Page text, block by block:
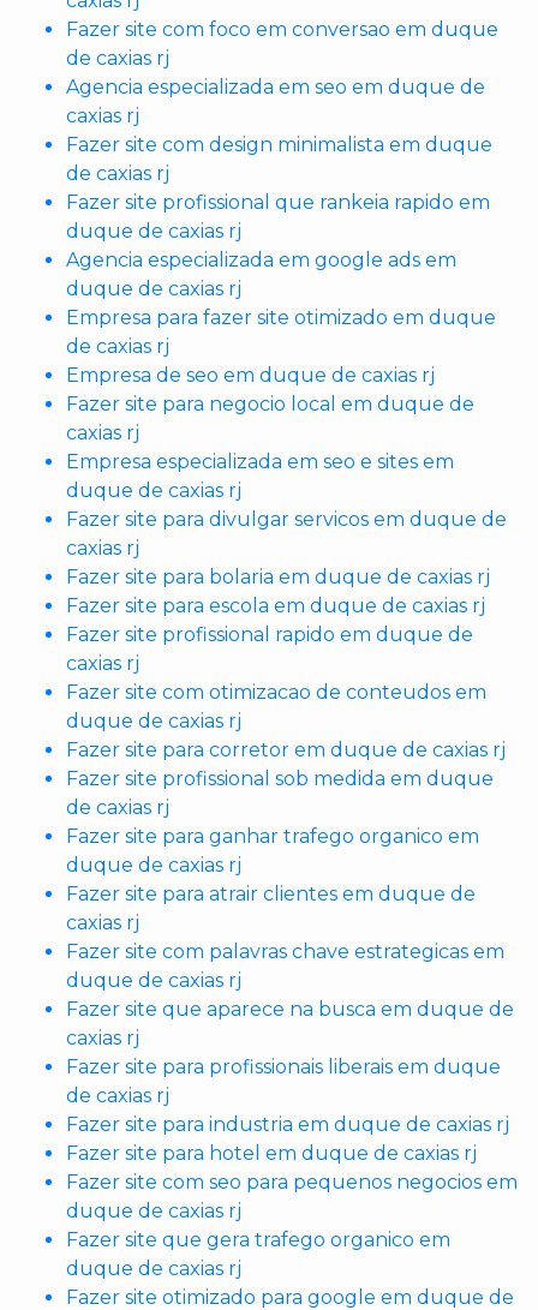
Fazer site com foco em conversao em duque
de caxias rj
Agencia especializada em seo em duque de
caxias rj
Fazer site com design minimalista em duque
de caxias rj
Fazer site profissional que rankeia rapido em
duque de caxias rj
Agencia especializada em google ads em
duque de caxias rj
Empresa para fazer site otimizado em duque
de caxias rj
Empresa de seo em duque de caxias rj
Fazer site para negocio local em duque de
caxias rj
Empresa especializada em seo e sites em
duque de caxias rj
Fazer site para divulgar servicos em duque de
caxias rj
Fazer site para bolaria em duque de caxias rj
Fazer site para escola em duque de caxias rj
Fazer site profissional rapido em duque de
caxias rj
Fazer site com otimizacao de conteudos em
duque de caxias rj
Fazer site para corretor em duque de caxias rj
Fazer site profissional sob medida em duque
de caxias rj
Fazer site para ganhar trafego organico em
duque de caxias rj
Fazer site para atrair clientes em duque de
caxias rj
Fazer site com palavras chave estrategicas em
duque de caxias rj
Fazer site que aparece na busca em duque de
caxias rj
Fazer site para profissionais liberais em duque
de caxias rj
Fazer site para industria em duque de caxias rj
Fazer site para hotel em duque de caxias rj
Fazer site com seo para pequenos negocios em
duque de caxias rj
Fazer site que gera trafego organico em
duque de caxias rj
Fazer site otimizado para google em duque de